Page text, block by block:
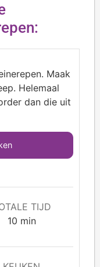
Maak
Helemaal
dan die uit
TIJD
10 min